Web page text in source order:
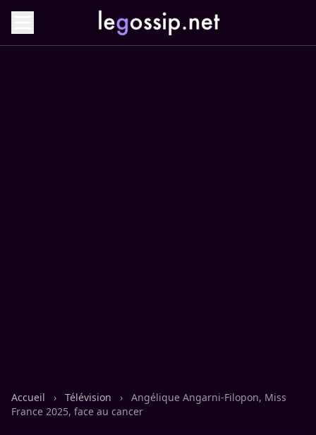
Accueil › Télévision ›
Angélique Angarni-Filopon, Miss
France 2025, face au cancer